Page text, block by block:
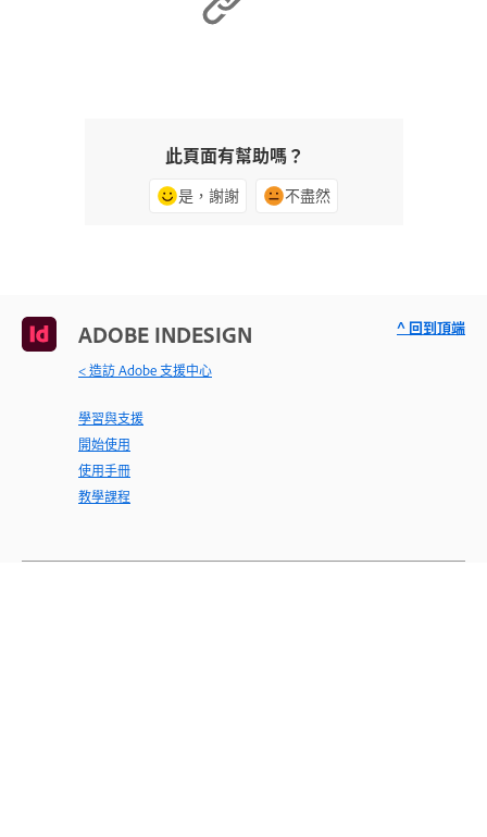
此頁面有幫助嗎？
是，謝謝 不盡然
ADOBE INDESIGN
< 造訪 Adobe 支援中心
學習與支援
開始使用
使用手冊
教學課程
^ 回到頂端